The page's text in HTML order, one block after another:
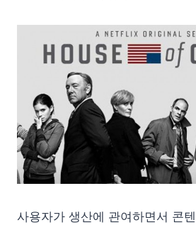
사용자가 생산에 관여하면서 콘